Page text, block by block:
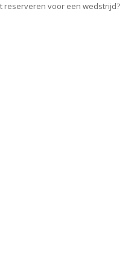
reserveren voor een wedstrijd?